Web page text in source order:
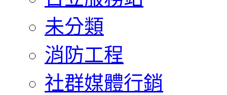
未分類
消防工程
社群媒體行銷